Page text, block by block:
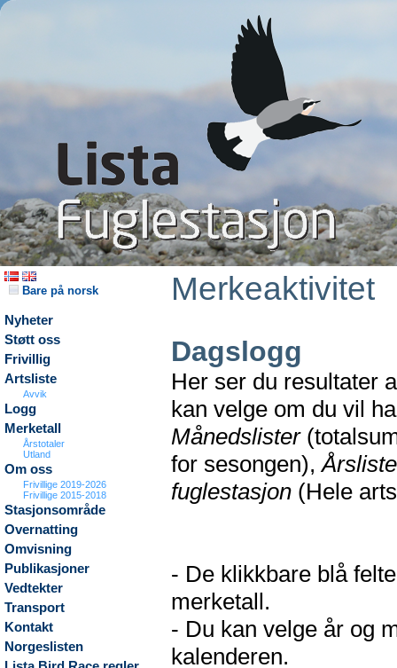
Bare på norsk
Nyheter
Støtt oss
Frivillig
Artsliste
Avvik
Logg
Merketall
Årstotaler
Utland
Om oss
Frivillige 2019-2026
Frivillige 2015-2018
Stasjonsområde
Overnatting
Omvisning
Publikasjoner
Vedtekter
Transport
Kontakt
Norgeslisten
Merkeaktivitet
Dagslogg
Her ser du resultater
kan velge om du vil
Månedslister
for sesongen),
fuglestasjon (Hele
- De klikkbare blå
merketall.
- Du kan velge år og
kalenderen.